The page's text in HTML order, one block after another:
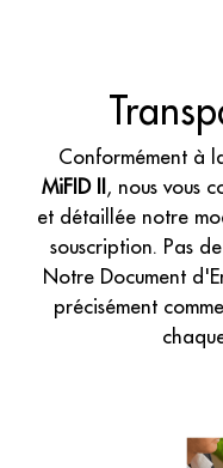
Conformément à
MiFID II, nous vous
et détaillée notre
souscription. Pas
Notre Document
précisément